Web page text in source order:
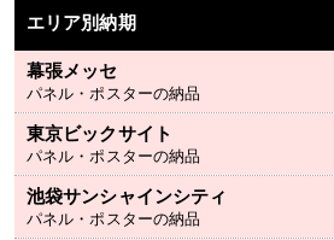
エリア別納期
幕張メッセ
パネル・ポスターの納品
東京ビックサイト
パネル・ポスターの納品
池袋サンシャインシティ
パネル・ポスターの納品